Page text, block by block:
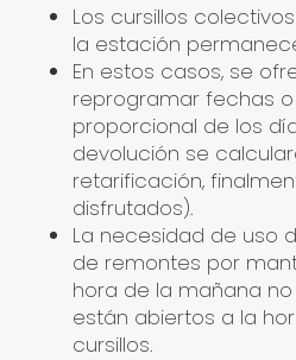
Los cursillos
la estación
En estos casos, se
reprogramar fechas
proporcional de los
devolución se
retarificación,
disfrutados).
La necesidad de uso
de remontes por
hora de la mañana
están abiertos a la
cursillos.